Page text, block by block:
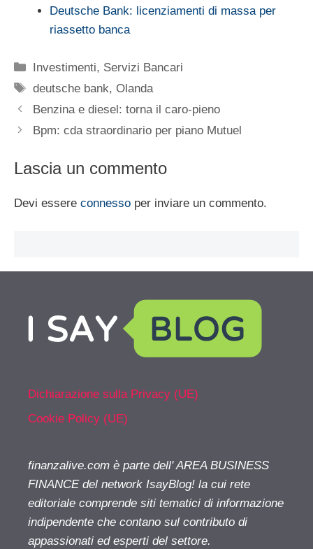
Deutsche Bank: licenziamenti di massa per
riassetto banca
Categorie
Investimenti, Servizi Bancari
Tag
deutsche bank,Olanda
Benzina e diesel: torna il caro-pieno
Bpm: cda straordinario per piano Mutuel
Lascia un commento
Devi essere connesso per inviare un commento.
Dichiarazione sulla Privacy (UE)
Cookie Policy (UE)
finanzalive.com è parte dell' AREA BUSINESS
FINANCE del network IsayBlog! la cui rete
editoriale comprende siti tematici di informazione
indipendente che contano sul contributo di
appassionati ed esperti del settore.